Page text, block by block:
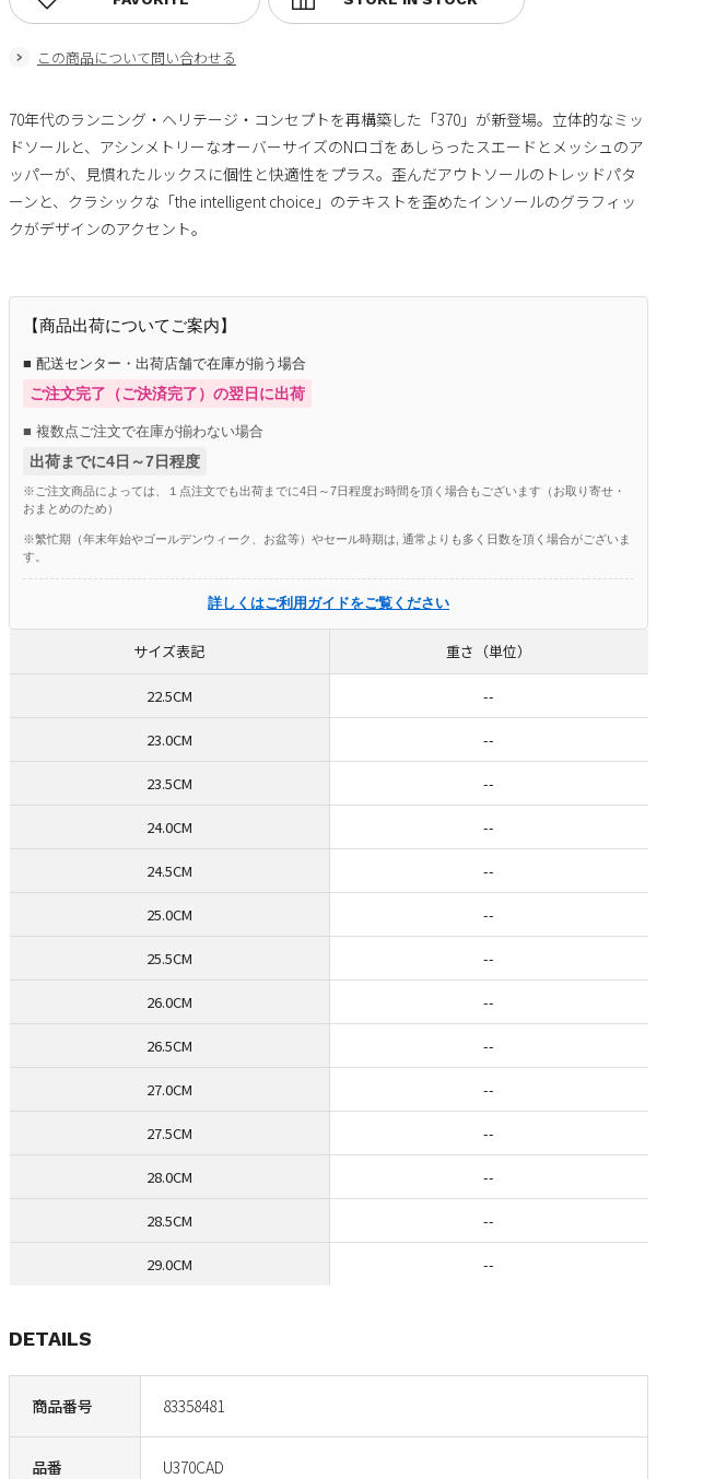
商品番号 83358481
品番 U370CAD
この商品について問い合わせる
70年代のランニング・ヘリテージ・コンセプトを再構築した「370」が新登場。立体的なミッ
ドソールと、アシンメトリーなオーバーサイズのNロゴをあしらったスエードとメッシュのア
ッパーが、見慣れたルックスに個性と快適性をプラス。歪んだアウトソールのトレッドパタ
ーンと、クラシックな「the intelligent choice」のテキストを歪めたインソールのグラフィッ
クがデザインのアクセント。
【商品出荷についてご案内】
■ 配送センター・出荷店舗で在庫が揃う場合
ご注文完了（ご決済完了）の翌日に出荷
■ 複数点ご注文で在庫が揃わない場合
出荷までに4日～7日程度
※ご注文商品によっては、１点注文でも出荷までに4日～7日程度お時間を頂く場合もございます（お取り寄せ・
おまとめのため）
※繁忙期（年末年始やゴールデンウィーク、お盆等）やセール時期は, 通常よりも多く日数を頂く場合がございま
す。
詳しくはご利用ガイドをご覧ください
DETAILS
サイズ表記 重さ（単位）
22.5CM --
23.0CM --
23.5CM --
24.0CM --
24.5CM --
25.0CM --
25.5CM --
26.0CM --
26.5CM --
27.0CM --
27.5CM --
28.0CM --
28.5CM --
29.0CM --